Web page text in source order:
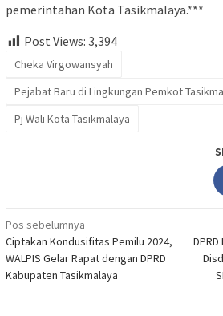
pemerintahan Kota Tasikmalaya.***
Post Views: 3,394
Cheka Virgowansyah
Pejabat Baru di Lingkungan Pemkot
Pj Wali Kota Tasikmalaya
Navigasi
pos
Pos sebelumnya
Ciptakan Kondusifitas Pemilu 2024,
WALPIS Gelar Rapat dengan DPRD
Kabupaten Tasikmalaya